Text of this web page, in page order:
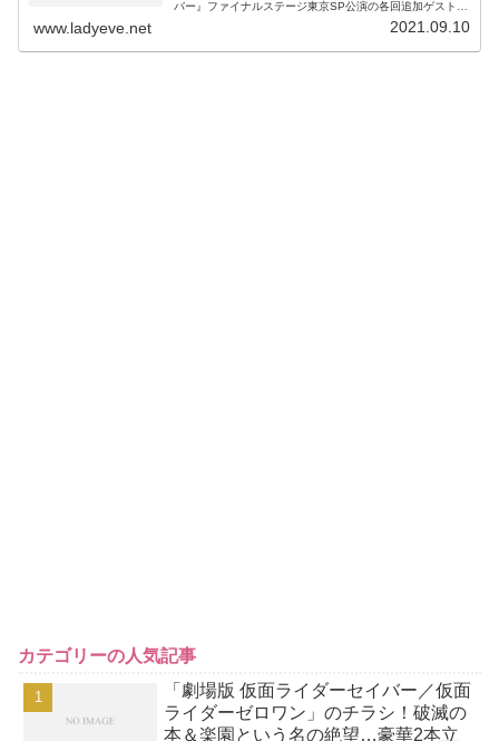
バー』ファイナルステージ東京SP公演の各回追加ゲスト
www.ladyeve.net 2021.09.10
カテゴリーの人気記事
「劇場版 仮面ライダーセイバー／仮面
ライダーゼロワン」のチラシ！破滅の
本＆楽園という名の絶望…豪華2本立